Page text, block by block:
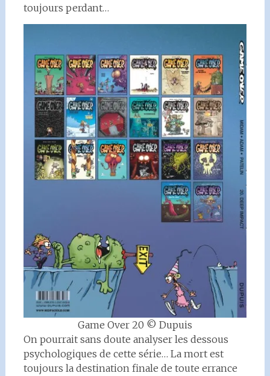
toujours perdant…
Game Over 20 © Dupuis
On pourrait sans doute analyser les dessous
psychologiques de cette série… La mort est
toujours la destination finale de toute errance